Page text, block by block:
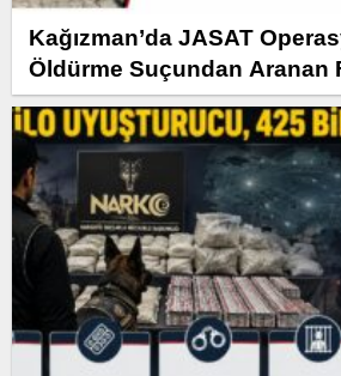
Kağızman’da JASAT
Öldürme Suçundan Aranan